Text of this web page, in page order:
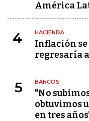
América
4 HACIENDA
Inflación se
regresaría
5 BANCOS
"No
obtuvimos
en tres